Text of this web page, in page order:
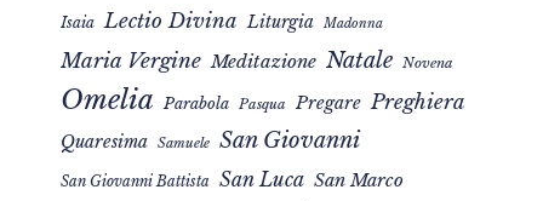
Isaia Lectio Divina Liturgia Madonna
Maria Vergine Meditazione Natale Novena
Omelia Parabola Pasqua Pregare Preghiera
Quaresima Samuele San Giovanni
San Giovanni Battista San Luca San Marco